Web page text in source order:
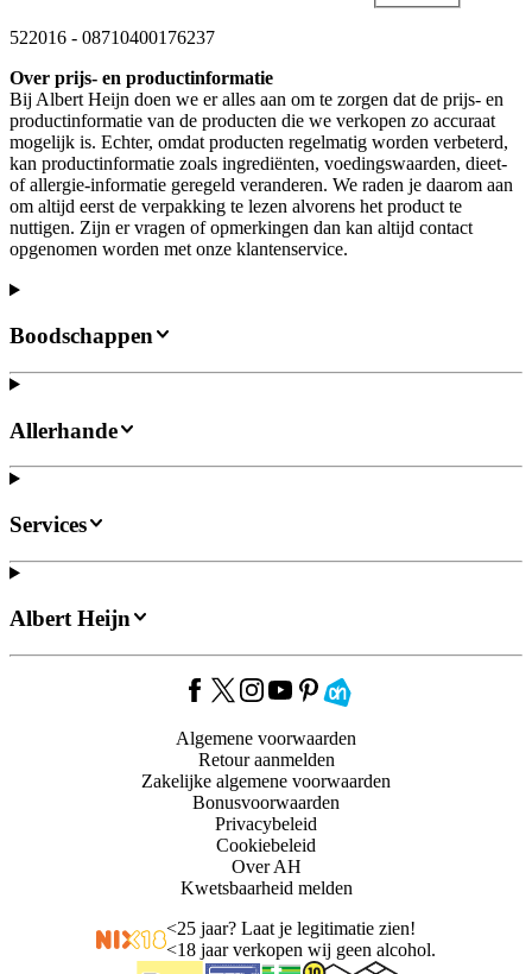
522016 - 08710400176237
Over prijs- en productinformatie
Bij Albert Heijn doen we er alles aan om te zorgen dat de prijs- en
productinformatie van de producten die we verkopen zo accuraat
mogelijk is. Echter, omdat producten regelmatig worden verbeterd,
kan productinformatie zoals ingrediënten, voedingswaarden, dieet-
of allergie-informatie geregeld veranderen. We raden je daarom aan
om altijd eerst de verpakking te lezen alvorens het product te
nuttigen. Zijn er vragen of opmerkingen dan kan altijd contact
opgenomen worden met onze klantenservice.
Boodschappen
Allerhande
Services
Albert Heijn
Algemene voorwaarden
Retour aanmelden
Zakelijke algemene voorwaarden
Bonusvoorwaarden
Privacybeleid
Cookiebeleid
Over AH
Kwetsbaarheid melden
<25 jaar? Laat je legitimatie zien!
<18 jaar verkopen wij geen alcohol.